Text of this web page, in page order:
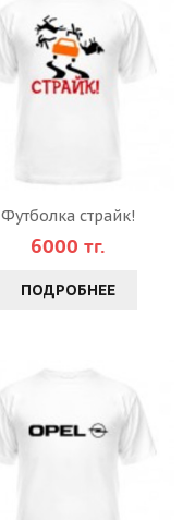
Футболка страйк!
6000 тг.
ПОДРОБНЕЕ